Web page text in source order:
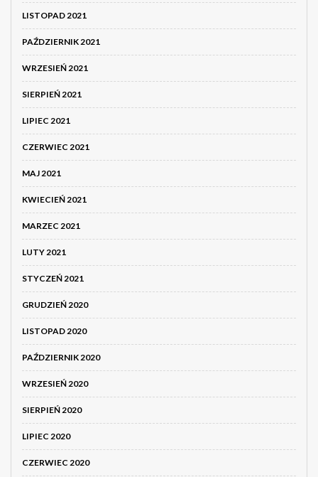
LISTOPAD 2021
PAŹDZIERNIK 2021
WRZESIEŃ 2021
SIERPIEŃ 2021
LIPIEC 2021
CZERWIEC 2021
MAJ 2021
KWIECIEŃ 2021
MARZEC 2021
LUTY 2021
STYCZEŃ 2021
GRUDZIEŃ 2020
LISTOPAD 2020
PAŹDZIERNIK 2020
WRZESIEŃ 2020
SIERPIEŃ 2020
LIPIEC 2020
CZERWIEC 2020